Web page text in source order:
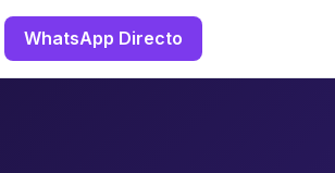
WhatsApp Directo